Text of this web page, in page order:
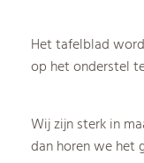
Het tafelblad
op het onderstel
Wij zijn sterk in
dan horen we het